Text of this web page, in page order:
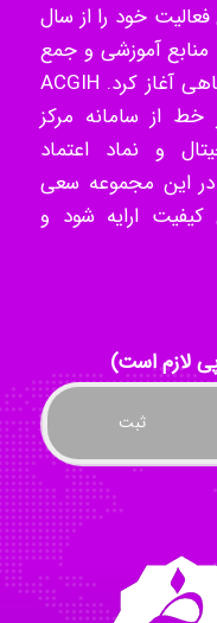
k.aryan
ilhan200
Mohammad
Tavan
akhtar shahsavandi
خود را از سال
منابع آموزشی و جمع
آوری کلیه مقالات و جزوات دانشگاهی آغاز کرد. ACGIH
خط از سامانه مرکز
و نماد اعتماد
در این مجموعه سعی
ارایه شود و
لازم است)